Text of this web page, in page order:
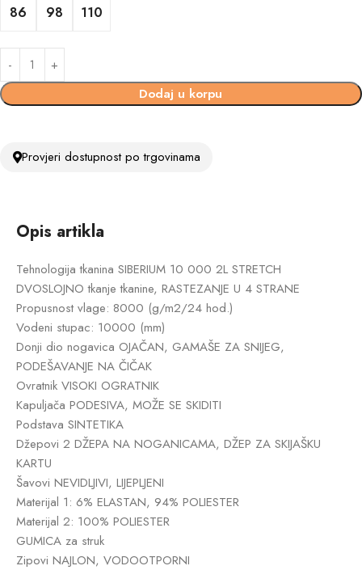
86
98 110
Dodaj u korpu
Provjeri dostupnost po trgovinama
Opis artikla
Tehnologija tkanina SIBERIUM 10 000 2L STRETCH
DVOSLOJNO tkanje tkanine, RASTEZANJE U 4 STRANE
Propusnost vlage: 8000 (g/m2/24 hod.)
Vodeni stupac: 10000 (mm)
Donji dio nogavica OJAČAN, GAMAŠE ZA SNIJEG,
PODEŠAVANJE NA ČIČAK
Ovratnik VISOKI OGRATNIK
Kapuljača PODESIVA, MOŽE SE SKIDITI
Podstava SINTETIKA
Džepovi 2 DŽEPA NA NOGANICAMA, DŽEP ZA SKIJAŠKU
KARTU
Šavovi NEVIDLJIVI, LIJEPLJENI
Materijal 1: 6% ELASTAN, 94% POLIESTER
Materijal 2: 100% POLIESTER
GUMICA za struk
Zipovi NAJLON, VODOOTPORNI